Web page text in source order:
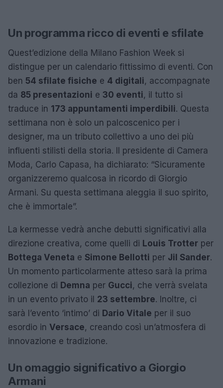
Un programma ricco di eventi e sfilate
Quest’edizione della Milano Fashion Week si
distingue per un calendario fittissimo di eventi. Con
ben 54 sfilate fisiche e 4 digitali, accompagnate
da 85 presentazioni e 30 eventi, il tutto si
traduce in 173 appuntamenti imperdibili. Questa
settimana non è solo un palcoscenico per i
designer, ma un tributo collettivo a uno dei più
influenti stilisti della storia. Il presidente di Camera
Moda, Carlo Capasa, ha dichiarato: “Sicuramente
organizzeremo qualcosa in ricordo di Giorgio
Armani. Su questa settimana aleggia il suo spirito,
che è immortale”.
La kermesse vedrà anche debutti significativi alla
direzione creativa, come quelli di Louis Trotter per
Bottega Veneta e Simone Bellotti per Jil Sander.
Un momento particolarmente atteso sarà la prima
collezione di Demna per Gucci, che verrà svelata
in un evento privato il 23 settembre. Inoltre, ci
sarà l’evento ‘intimo’ di Dario Vitale per il suo
esordio in Versace, creando così un’atmosfera di
innovazione e tradizione.
Un omaggio significativo a Giorgio
Armani